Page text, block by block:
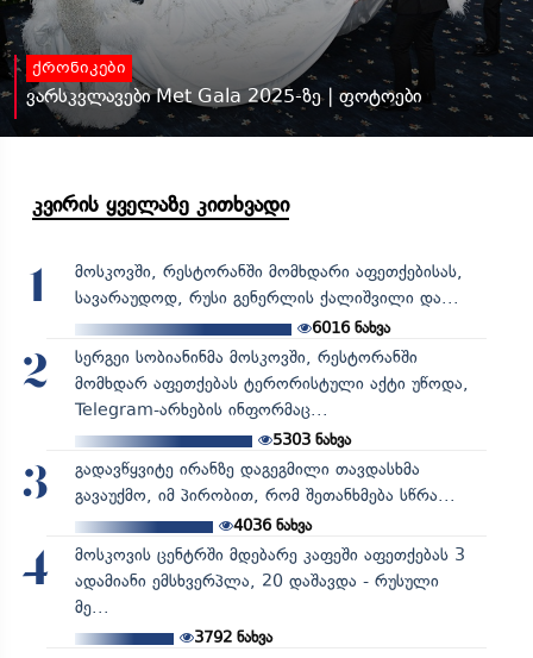
ქრონიკები
ვარსკვლავები Met Gala 2025-ზე | ფოტოები
კვირის ყველაზე კითხვადი
1
მოსკოვში, რესტორანში მომხდარი აფეთქებისას,
სავარაუდოდ, რუსი გენერლის ქალიშვილი და...
6016ნახვა
2
სერგეი სობიანინმა მოსკოვში, რესტორანში
მომხდარ აფეთქებას ტერორისტული აქტი უწოდა,
Telegram-არხების ინფორმაც...
5303ნახვა
3
გადავწყვიტე ირანზე დაგეგმილი თავდასხმა
გავაუქმო, იმ პირობით, რომ შეთანხმება სწრა...
4036ნახვა
4
მოსკოვის ცენტრში მდებარე კაფეში აფეთქებას 3
ადამიანი ემსხვერპლა, 20 დაშავდა - რუსული
მე...
3792ნახვა